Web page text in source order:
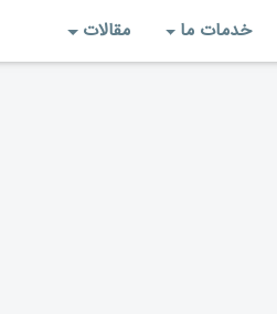
خدمات ما مقالات